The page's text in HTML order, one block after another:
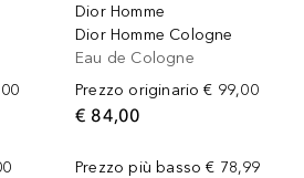
Dior Homme
Dior Homme Cologne
Eau de Cologne
Prezzo originario € 99,00
€ 84,00
Prezzo più basso € 78,99